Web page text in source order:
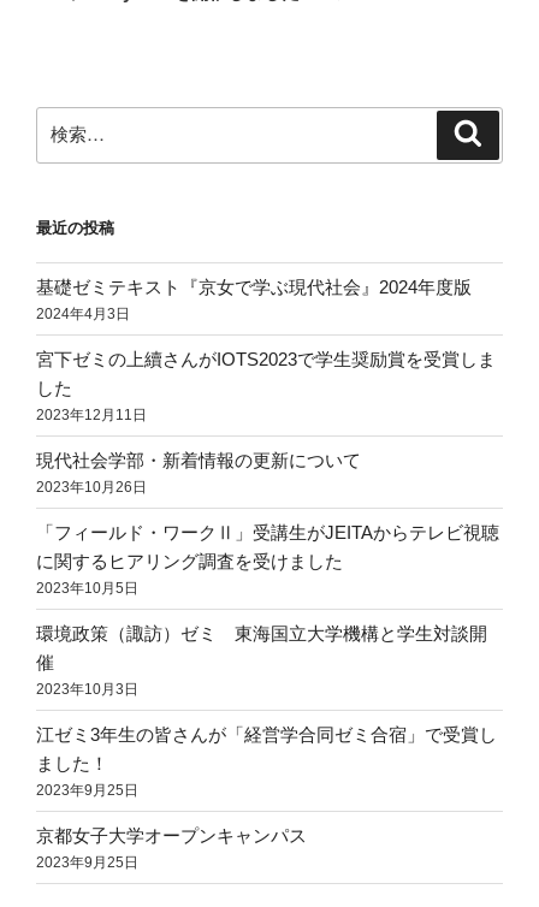
索:
最近の投稿
基礎ゼミテキスト『京女で学ぶ現代社会』2024年度版
2024年4月3日
宮下ゼミの上續さんがIOTS2023で学生奨励賞を受賞しま
した
2023年12月11日
現代社会学部・新着情報の更新について
2023年10月26日
「フィールド・ワークⅡ」受講生がJEITAからテレビ視聴
に関するヒアリング調査を受けました
2023年10月5日
環境政策（諏訪）ゼミ 東海国立大学機構と学生対談開
催
2023年10月3日
江ゼミ3年生の皆さんが「経営学合同ゼミ合宿」で受賞し
ました！
2023年9月25日
京都女子大学オープンキャンパス
2023年9月25日